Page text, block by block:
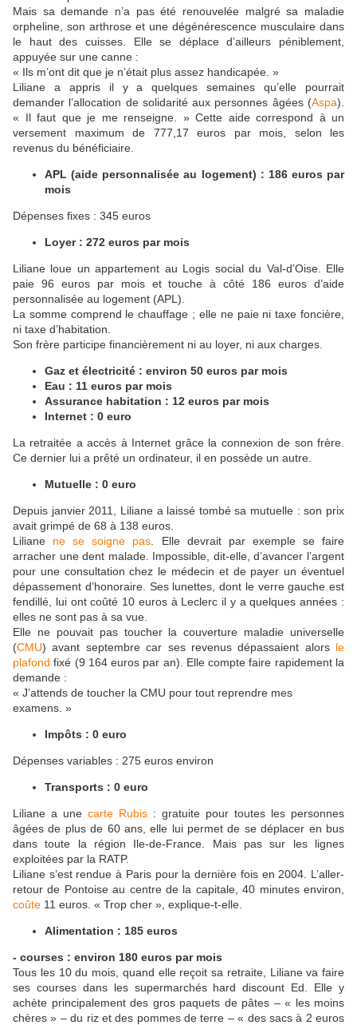
Mais sa demande n’a pas été renouvelée malgré sa maladie
orpheline, son arthrose et une dégénérescence musculaire dans
le haut des cuisses. Elle se déplace d’ailleurs péniblement,
appuyée sur une canne :
« Ils m’ont dit que je n’était plus assez handicapée. »
Liliane a appris il y a quelques semaines qu’elle pourrait
demander l’allocation de solidarité aux personnes âgées (Aspa).
« Il faut que je me renseigne. » Cette aide correspond à un
versement maximum de 777,17 euros par mois, selon les
revenus du bénéficiaire.
APL (aide personnalisée au logement) : 186 euros par
mois
Dépenses fixes : 345 euros
Loyer : 272 euros par mois
Liliane loue un appartement au Logis social du Val-d’Oise. Elle
paie 96 euros par mois et touche à côté 186 euros d’aide
personnalisée au logement (APL).
La somme comprend le chauffage ; elle ne paie ni taxe foncière,
ni taxe d’habitation.
Son frère participe financièrement ni au loyer, ni aux charges.
Gaz et électricité : environ 50 euros par mois
Eau : 11 euros par mois
Assurance habitation : 12 euros par mois
Internet : 0 euro
La retraitée a accès à Internet grâce la connexion de son frère.
Ce dernier lui a prêté un ordinateur, il en possède un autre.
Mutuelle : 0 euro
Depuis janvier 2011, Liliane a laissé tombé sa mutuelle : son prix
avait grimpé de 68 à 138 euros.
Liliane ne se soigne pas . Elle devrait par exemple se faire
arracher une dent malade. Impossible, dit-elle, d’avancer l’argent
pour une consultation chez le médecin et de payer un éventuel
dépassement d’honoraire. Ses lunettes, dont le verre gauche est
fendillé, lui ont coûté 10 euros à Leclerc il y a quelques années :
elles ne sont pas à sa vue.
Elle ne pouvait pas toucher la couverture maladie universelle
(CMU) avant septembre car ses revenus dépassaient alors le
plafond fixé (9 164 euros par an). Elle compte faire rapidement la
demande :
« J’attends de toucher la CMU pour tout reprendre mes
examens. »
Impôts : 0 euro
Dépenses variables : 275 euros environ
Transports : 0 euro
Liliane a une carte Rubis : gratuite pour toutes les personnes
âgées de plus de 60 ans, elle lui permet de se déplacer en bus
dans toute la région Ile-de-France. Mais pas sur les lignes
exploitées par la RATP.
Liliane s’est rendue à Paris pour la dernière fois en 2004. L’aller-
retour de Pontoise au centre de la capitale, 40 minutes environ,
coûte 11 euros. « Trop cher », explique-t-elle.
Alimentation : 185 euros
- courses : environ 180 euros par mois
Tous les 10 du mois, quand elle reçoit sa retraite, Liliane va faire
ses courses dans les supermarchés hard discount Ed. Elle y
achète principalement des gros paquets de pâtes – « les moins
chères » – du riz et des pommes de terre – « des sacs à 2 euros